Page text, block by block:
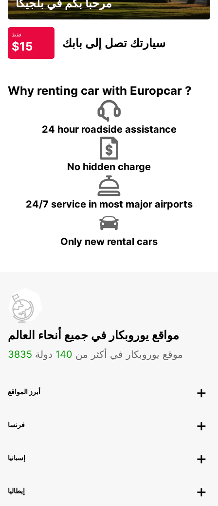
مرحبا بكم في بلجيكا
فقط
$15 سيارتك تصل إلى بابك
Why renting car with Europcar ?
24 hour roadside assistance
No hidden charge
24/7 service in most major airports
Only new rental cars
مواقع يوروبكار في جميع أنحاء العالم
3835 موقع يوروبكار في أكثر من 140 دولة
أبرز المواقع
فرنسا
إسبانيا
إيطاليا